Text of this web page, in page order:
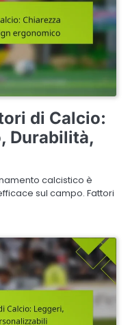
di Calcio:
Durabilità,
calcistico è
sul campo. Fattori